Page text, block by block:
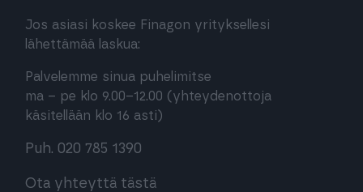
Jos asiasi koskee Finagon yrityksellesi
lähettämää laskua:
Palvelemme sinua puhelimitse
ma – pe klo 9.00–12.00 (yhteydenottoja
käsitellään klo 16 asti)
Puh. 020 785 1390
Ota yhteyttä tästä